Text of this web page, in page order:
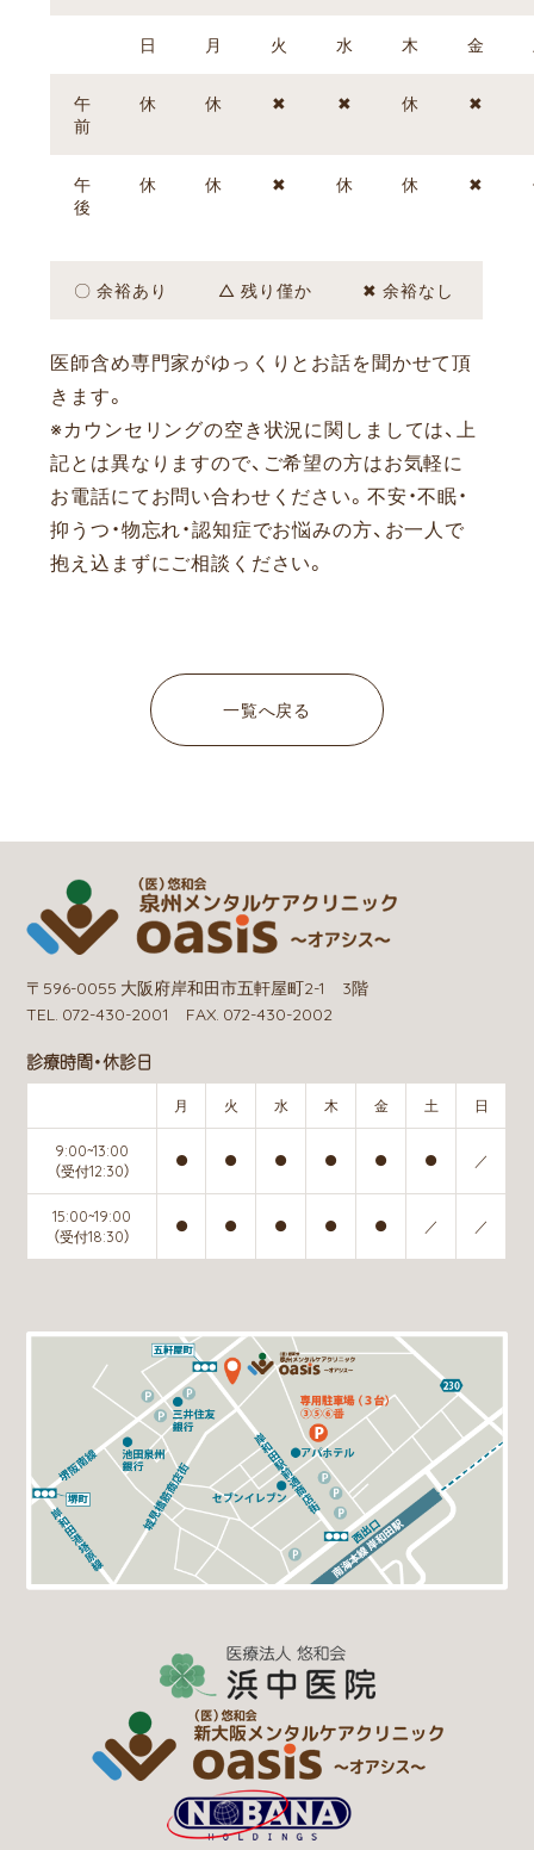
日 月 火 水 木 金
午
前
休 休 ✖ ✖ 休 ✖
午
後
休 休 ✖ 休 休 ✖
〇 余裕あり △ 残り僅か ✖ 余裕なし
医師含め専門家がゆっくりとお話を聞かせて頂
きます。
※カウンセリングの空き状況に関しましては、上
記とは異なりますので、ご希望の方はお気軽に
お電話にてお問い合わせください。 不安・不眠・
抑うつ・物忘れ・認知症でお悩みの方、お一人で
抱え込まずにご相談ください。
一覧へ戻る
〒596-0055 大阪府岸和田市五軒屋町2-1 3階
TEL. 072-430-2001 FAX. 072-430-2002
診療時間・休診日
月 火 水 木 金 土 日
9:00~13:00
（受付12:30）
● ● ● ● ● ● ／
15:00~19:00
（受付18:30）
● ● ● ● ● ／ ／